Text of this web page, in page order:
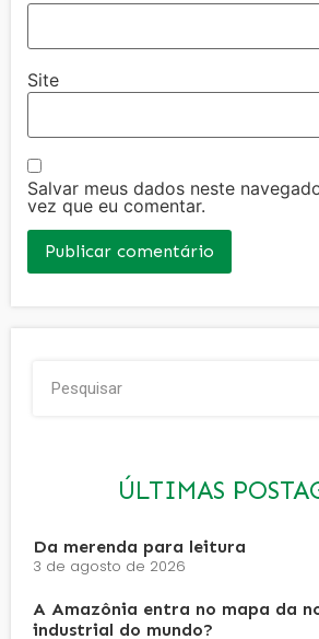
Site
Salvar meus dados neste
vez que eu comentar.
ÚLTIMAS
Da merenda para leitura
3 de agosto de 2026
A Amazônia entra no mapa da
industrial do mundo?